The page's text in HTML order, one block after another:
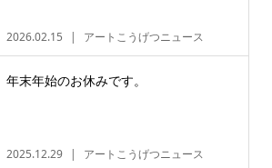
2026.02.15 アートこうげつニュース
年末年始のお休みです。
2025.12.29 アートこうげつニュース